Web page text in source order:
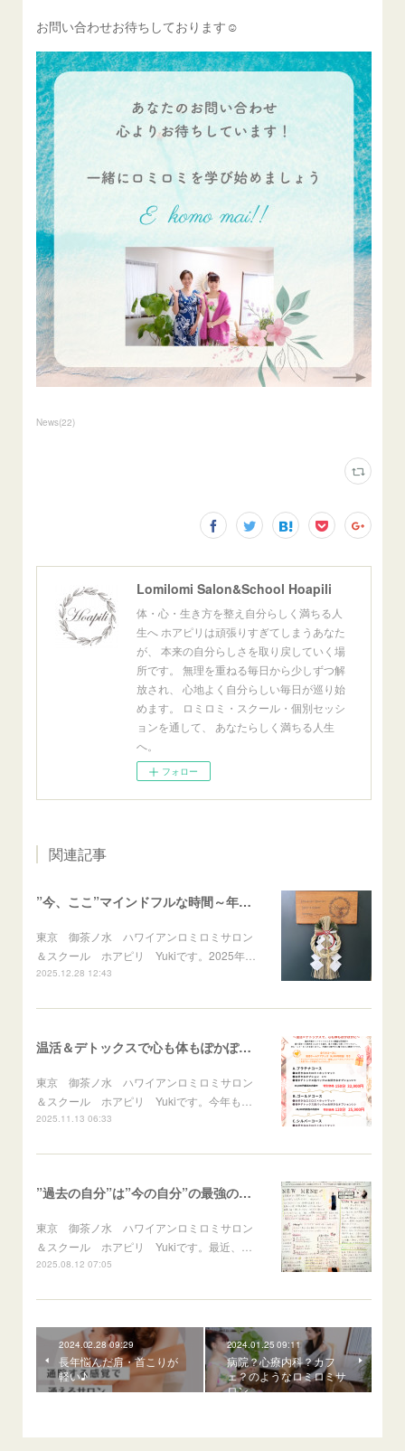
お問い合わせお待ちしております☺️
News(22)
Lomilomi Salon&School Hoapili
体・心・生き方を整え自分らしく満ちる人
生へ ホアピリは頑張りすぎてしまうあなた
が、 本来の自分らしさを取り戻していく場
所です。 無理を重ねる毎日から少しずつ解
放され、 心地よく自分らしい毎日が巡り始
めます。 ロミロミ・スクール・個別セッシ
ョンを通して、 あなたらしく満ちる人生
へ。
フォロー
関連記事
”今、ここ”マインドフルな時間～年末のご挨拶～
東京 御茶ノ水 ハワイアンロミロミサロン
＆スクール ホアピリ Yukiです。2025年…
2025.12.28 12:43
温活＆デトックスで心も体もぽかぽかに♪冬のスペシャルメニュー
東京 御茶ノ水 ハワイアンロミロミサロン
＆スクール ホアピリ Yukiです。今年も…
2025.11.13 06:33
”過去の自分”は”今の自分”の最強の応援団！
東京 御茶ノ水 ハワイアンロミロミサロン
＆スクール ホアピリ Yukiです。最近、…
2025.08.12 07:05
2024.02.28 09:29
長年悩んだ肩・首こりが
軽い♪
2024.01.25 09:11
病院？心療内科？カフ
ェ？のようなロミロミサ
ロン